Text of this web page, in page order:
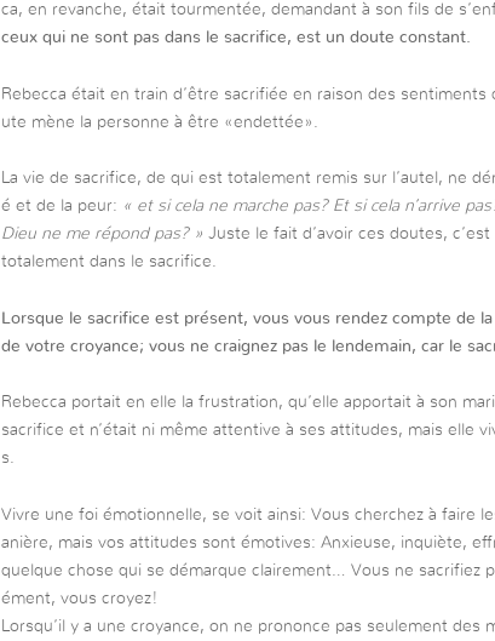
ca, en revanche, était tourmentée, demandant à son fils de
ceux qui ne sont pas dans le sacrifice, est un doute constant.
Rebecca était en train d’être sacrifiée en raison des sentiments
ute mène la personne à être «endettée».
La vie de sacrifice, de qui est totalement remis sur l’autel, ne
é et de la peur: « et si cela ne marche pas? Et si cela n’arrive
Dieu ne me répond pas? » Juste le fait d’avoir ces doutes, c’est
totalement dans le sacrifice.
Lorsque le sacrifice est présent, vous vous rendez compte de
de votre croyance; vous ne craignez pas le lendemain, car le
Rebecca portait en elle la frustration, qu’elle apportait à son
sacrifice et n’était ni même attentive à ses attitudes, mais elle
s.
Vivre une foi émotionnelle, se voit ainsi: Vous cherchez à faire
anière, mais vos attitudes sont émotives: Anxieuse, inquiète,
quelque chose qui se démarque clairement… Vous ne sacrifiez
ément, vous croyez!
Lorsqu’il y a une croyance, on ne prononce pas seulement des